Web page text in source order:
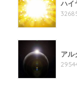
ハイ
アル